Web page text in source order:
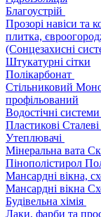
Благоустрій
Прозорі навіси та
плитка,
(Сонцезахисні
Штукатурні сітки
Полікарбонат
Стільниковий
профільований
Водостічні системи
Пластикові Сталеві
Утеплювачі
Мінеральна вата
Пінополістирол
Мансардні вікна,
Мансардні вікна
Будівельна хімія
Лаки, фарби та